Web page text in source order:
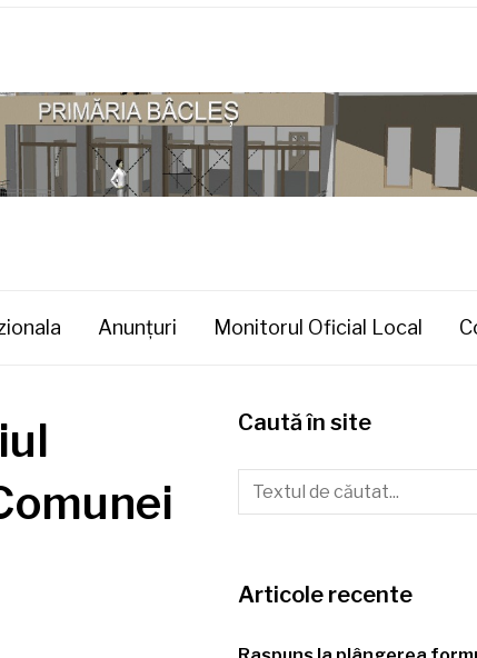
Anunţuri Monitorul Oficial Local
Caută în site
Articole recente